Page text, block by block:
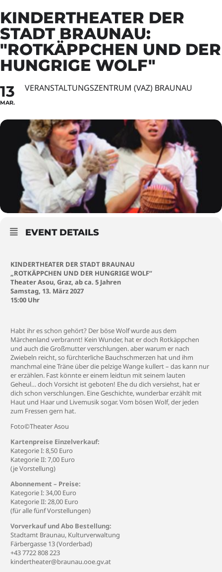
KINDERTHEATER DER
STADT BRAUNAU:
"ROTKÄPPCHEN UND DER
HUNGRIGE WOLF"
13
MAR.
VERANSTALTUNGSZENTRUM (VAZ) BRAUNAU
EVENT DETAILS
KINDERTHEATER DER STADT BRAUNAU
„ROTKÄPPCHEN UND DER HUNGRIGE WOLF“
Theater Asou, Graz, ab ca. 5 Jahren
Samstag, 13. März 2027
15:00 Uhr
Habt ihr es schon gehört? Der böse Wolf wurde aus dem
Märchenland verbrannt! Kein Wunder, hat er doch Rotkäppchen
und auch die Großmutter verschlungen. aber warum er nach
Zwiebeln reicht, so fürchterliche Bauchschmerzen hat und ihm
manchmal eine Träne über die pelzige Wange kullert – das kann nur
er erzählen. Fast könnte er einem leidtun mit seinem lauten
Geheul… doch Vorsicht ist geboten! Ehe du dich versiehst, hat er
dich schon verschlungen. Eine Geschichte, wunderbar erzählt mit
Haut und Haar und Livemusik sogar. Vom bösen Wolf, der jeden
zum Fressen gern hat.
Foto©Theater Asou
Kartenpreise Einzelverkauf:
Kategorie I: 8,50 Euro
Kategorie II: 7,00 Euro
(je Vorstellung)
Abonnement – Preise:
Kategorie I: 34,00 Euro
Kategorie II: 28,00 Euro
(für alle fünf Vorstellungen)
Vorverkauf und Abo Bestellung:
Stadtamt Braunau, Kulturverwaltung
Färbergasse 13 (Vorderbad)
+43 7722 808 223
kindertheater@braunau.ooe.gv.at